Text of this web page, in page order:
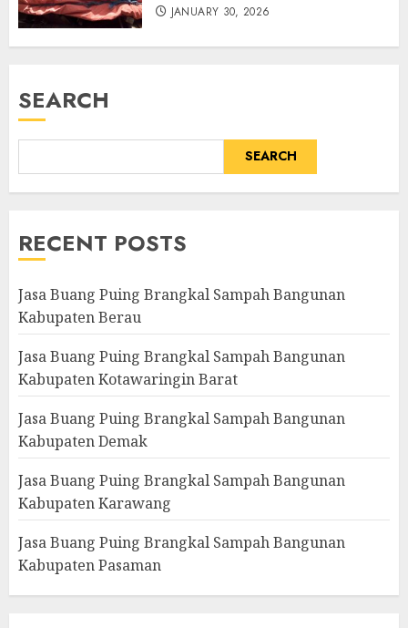
JANUARY 30, 2026
SEARCH
SEARCH
RECENT POSTS
Jasa Buang Puing Brangkal Sampah Bangunan
Kabupaten Berau
Jasa Buang Puing Brangkal Sampah Bangunan
Kabupaten Kotawaringin Barat
Jasa Buang Puing Brangkal Sampah Bangunan
Kabupaten Demak
Jasa Buang Puing Brangkal Sampah Bangunan
Kabupaten Karawang
Jasa Buang Puing Brangkal Sampah Bangunan
Kabupaten Pasaman